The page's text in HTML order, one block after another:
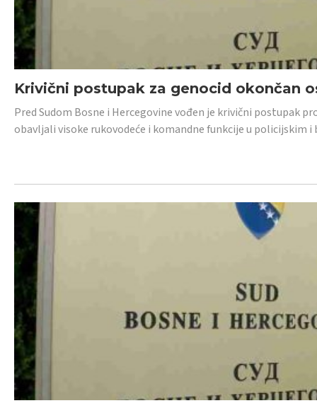
Krivični postupak za genocid okončan
Pred Sudom Bosne i Hercegovine vođen je krivični postupak
obavljali visoke rukovodeće i komandne funkcije u policijskim